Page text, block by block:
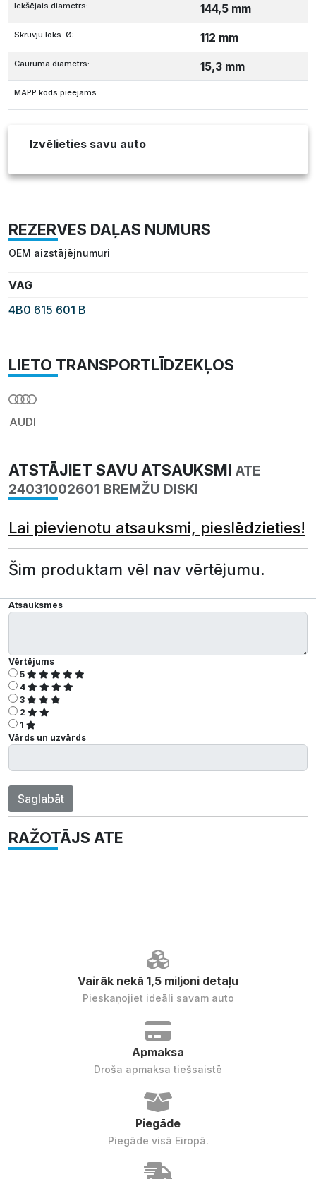
Iekšējais diametrs: 144,5 mm
Skrūvju loks-Ø: 112 mm
Cauruma diametrs: 15,3 mm
MAPP kods pieejams
Izvēlieties savu auto
REZERVES DAĻAS NUMURS
OEM aizstājējnumuri
VAG
4B0 615 601 B
LIETO TRANSPORTLĪDZEKĻOS
AUDI
ATSTĀJIET SAVU ATSAUKSMI ATE
24031002601 BREMŽU DISKI
Lai pievienotu atsauksmi, pieslēdzieties!
Šim produktam vēl nav vērtējumu.
Atsauksmes
Vērtējums
5
4
3
2
1
Vārds un uzvārds
Saglabāt
RAŽOTĀJS ATE
Vairāk nekā 1,5 miljoni detaļu
Pieskaņojiet ideāli savam auto
Apmaksa
Droša apmaksa tiešsaistē
Piegāde
Piegāde visā Eiropā.